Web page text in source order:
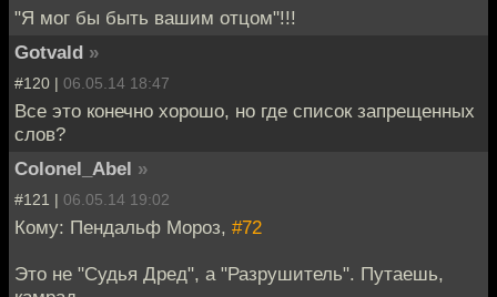
"Я мог бы быть вашим отцом"!!!
Gotvald »
#120 | 06.05.14 18:47
Все это конечно хорошо, но где список запрещенных
слов?
Colonel_Abel »
#121 | 06.05.14 19:02
Кому: Пендальф Мороз, #72
Это не "Судья Дред", а "Разрушитель". Путаешь,